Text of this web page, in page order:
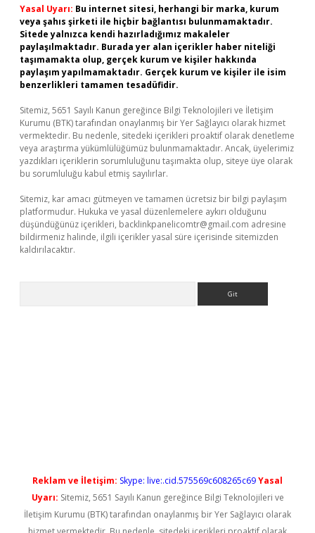
Yasal Uyarı: Bu internet sitesi, herhangi bir marka, kurum
veya şahıs şirketi ile hiçbir bağlantısı bulunmamaktadır.
Sitede yalnızca kendi hazırladığımız makaleler
paylaşılmaktadır. Burada yer alan içerikler haber niteliği
taşımamakta olup, gerçek kurum ve kişiler hakkında
paylaşım yapılmamaktadır. Gerçek kurum ve kişiler ile isim
benzerlikleri tamamen tesadüfidir.
Sitemiz, 5651 Sayılı Kanun gereğince Bilgi Teknolojileri ve İletişim
Kurumu (BTK) tarafından onaylanmış bir Yer Sağlayıcı olarak hizmet
vermektedir. Bu nedenle, sitedeki içerikleri proaktif olarak denetleme
veya araştırma yükümlülüğümüz bulunmamaktadır. Ancak, üyelerimiz
yazdıkları içeriklerin sorumluluğunu taşımakta olup, siteye üye olarak
bu sorumluluğu kabul etmiş sayılırlar.
Sitemiz, kar amacı gütmeyen ve tamamen ücretsiz bir bilgi paylaşım
platformudur. Hukuka ve yasal düzenlemelere aykırı olduğunu
düşündüğünüz içerikleri, backlinkpanelicomtr@gmail.com adresine
bildirmeniz halinde, ilgili içerikler yasal süre içerisinde sitemizden
kaldırılacaktır.
Reklam ve İletişim: Skype: live:.cid.575569c608265c69Yasal
Uyarı: Sitemiz, 5651 Sayılı Kanun gereğince Bilgi Teknolojileri ve
İletişim Kurumu (BTK) tarafından onaylanmış bir Yer Sağlayıcı olarak